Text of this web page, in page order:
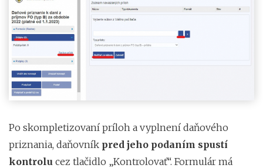
Po skompletizovaní príloh a vyplnení daňového
priznania, daňovník pred jeho podaním spustí
kontrolu cez tlačidlo „Kontrolovať“. Formulár má